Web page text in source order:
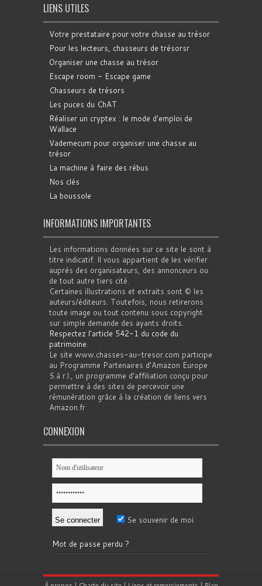
LIENS UTILES
Votre prestataire pour votre chasse au trésor
Pour les lecteurs, chasseurs de trésorsr
Organiser une chasse au trésor
Escape room - Escape game
Chasseurs de trésors
Les puces du ChAT
Réaliser un cryptex : le mode d'emploi de
Wallace
Vademecum pour organiser une chasse au
trésor
La machine à faire des rébus
Nos clés
La boussole
INFORMATIONS IMPORTANTES
Les informations données sur ce site le sont à
titre indicatif. Il vous appartient de les vérifier
auprès des organisateurs, des annonceurs ou
de tout autre tiers cité.
Certaines illustrations et extraits sont © les
auteurs/éditeurs. Toutefois, nous retirerons
toute image ou tout contenu sous copyright
sur simple demande des ayants droits.
Respectez l'article 542-1 du code du
patrimoine.
Le site www.chasses-au-tresor.com participe
au Programme Partenaires d’Amazon Europe
S.à r.l., un programme d’affiliation conçu pour
permettre à des sites de percevoir une
rémunération grâce à la création de liens vers
Amazon.fr
CONNEXION
Se souvenir de moi
Mot de passe perdu ?